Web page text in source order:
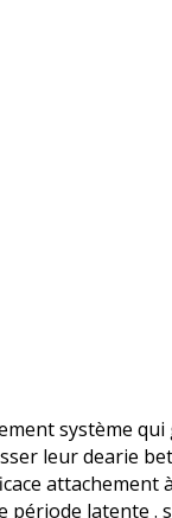
système
leur dearie
latente .